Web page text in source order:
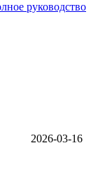
руководство
2026-03-16